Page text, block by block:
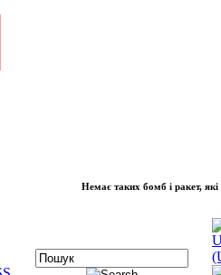
Немає таких бомб і ракет, які